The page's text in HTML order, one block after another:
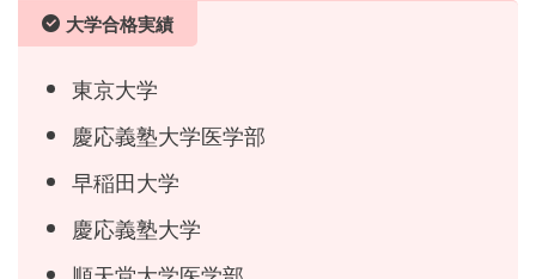
大学合格実績
東京大学
慶応義塾大学医学部
早稲田大学
慶応義塾大学